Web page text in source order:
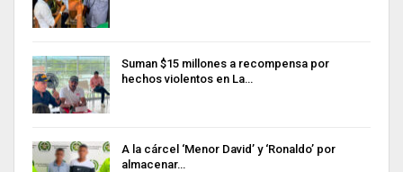
Suman $15 millones a recompensa por
hechos violentos en La…
A la cárcel ‘Menor David’ y ‘Ronaldo’ por
almacenar…